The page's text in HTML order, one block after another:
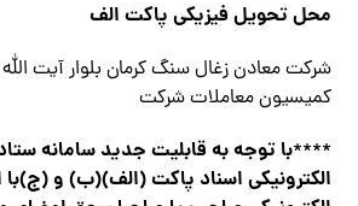
محل تحویل فیزیکی پاکت الف
شرکت معادن زغال سنگ کرمان بلوار آیت
کمیسیون معاملات شرکت
****با توجه به قابلیت جدید سامانه
الکترونیکی اسناد پاکت (الف)(ب) و (ج)با